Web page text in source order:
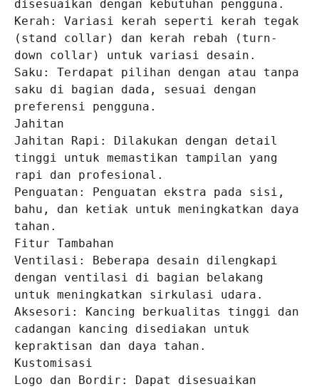
disesuaikan dengan kebutuhan pengguna.
Kerah: Variasi kerah seperti kerah tegak
(stand collar) dan kerah rebah (turn-
down collar) untuk variasi desain.
Saku: Terdapat pilihan dengan atau tanpa
saku di bagian dada, sesuai dengan
preferensi pengguna.
Jahitan
Jahitan Rapi: Dilakukan dengan detail
tinggi untuk memastikan tampilan yang
rapi dan profesional.
Penguatan: Penguatan ekstra pada sisi,
bahu, dan ketiak untuk meningkatkan daya
tahan.
Fitur Tambahan
Ventilasi: Beberapa desain dilengkapi
dengan ventilasi di bagian belakang
untuk meningkatkan sirkulasi udara.
Aksesori: Kancing berkualitas tinggi dan
cadangan kancing disediakan untuk
kepraktisan dan daya tahan.
Kustomisasi
Logo dan Bordir: Dapat disesuaikan